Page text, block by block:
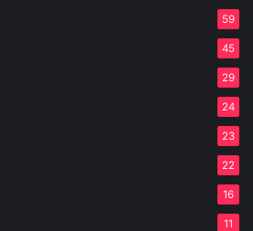
59
45
29
24
23
22
16
11